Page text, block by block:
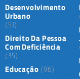
Desenvolvimento
Urbano
(51)
Direito Da Pessoa
Com Deficiência
(35)
Educação (96)